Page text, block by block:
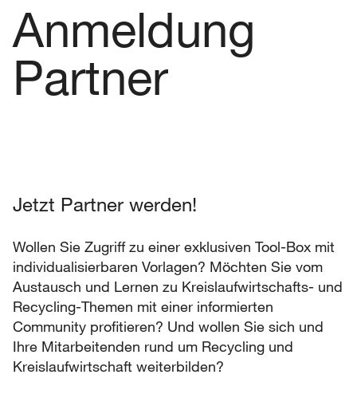
Anmeldung
Partner
Jetzt Partner werden!
Wollen Sie Zugriff zu einer exklusiven Tool-Box mit
individualisierbaren Vorlagen? Möchten Sie vom
Austausch und Lernen zu Kreislaufwirtschafts- und
Recycling-Themen mit einer informierten
Community profitieren? Und wollen Sie sich und
Ihre Mitarbeitenden rund um Recycling und
Kreislaufwirtschaft weiterbilden?